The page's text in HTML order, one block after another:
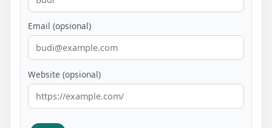
Email (opsional)
Website (opsional)